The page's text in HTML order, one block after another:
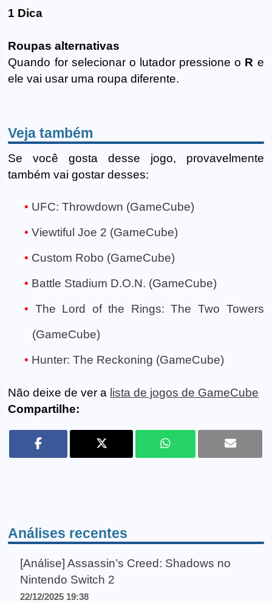
1 Dica
Roupas alternativas
Quando for selecionar o lutador pressione o R e
ele vai usar uma roupa diferente.
Veja também
Se você gosta desse jogo, provavelmente
também vai gostar desses:
UFC: Throwdown (GameCube)
Viewtiful Joe 2 (GameCube)
Custom Robo (GameCube)
Battle Stadium D.O.N. (GameCube)
The Lord of the Rings: The Two Towers
(GameCube)
Hunter: The Reckoning (GameCube)
Não deixe de ver a lista de jogos de GameCube
Compartilhe:
Análises recentes
[Análise] Assassin’s Creed: Shadows no
Nintendo Switch 2
22/12/2025 19:38